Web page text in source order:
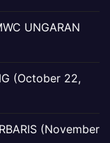
UNGARAN
(October 22,
(November